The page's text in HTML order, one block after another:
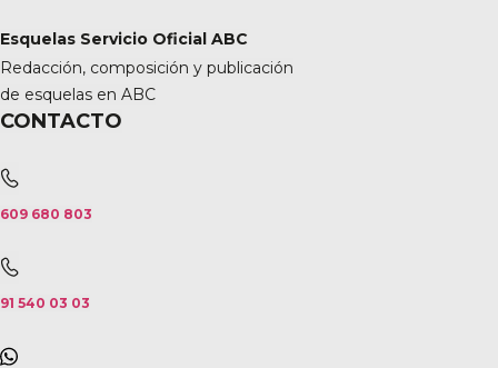
Esquelas Servicio Oficial ABC
Redacción, composición y publicación
de esquelas en ABC
CONTACTO
609 680 803
91 540 03 03